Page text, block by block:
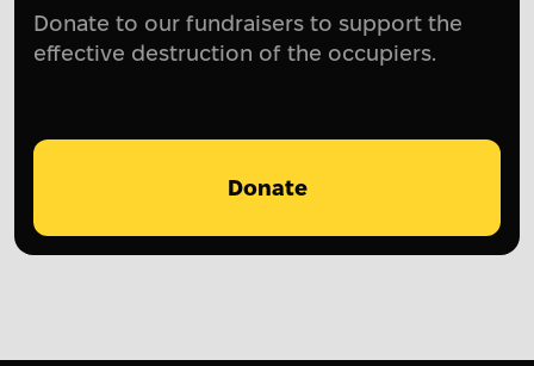
Donate to our fundraisers to support the
effective destruction of the occupiers.
Donate